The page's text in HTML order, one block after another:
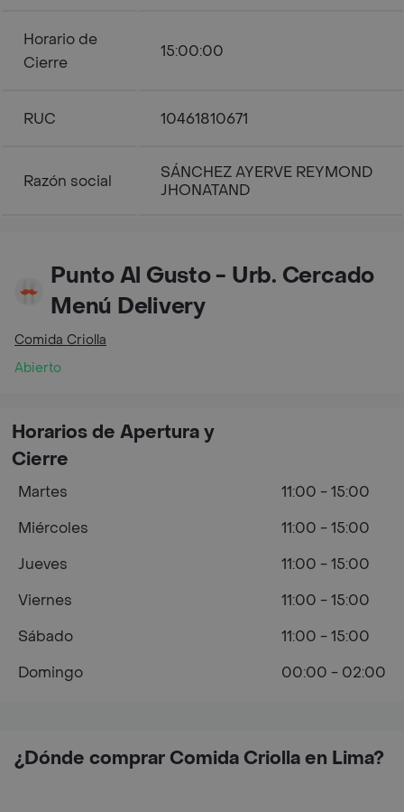
Horario de
Cierre
15:00:00
RUC 10461810671
Razón social
SÁNCHEZ AYERVE REYMOND
JHONATAND
Punto Al Gusto - Urb. Cercado
Menú Delivery
Comida Criolla
Abierto
¿Dónde comprar Comida Criolla en Lima?
Horarios de Apertura y
Cierre
Martes
11:00 - 15:00
Miércoles
11:00 - 15:00
Jueves
11:00 - 15:00
Viernes
11:00 - 15:00
Sábado
11:00 - 15:00
Domingo
00:00 - 02:00